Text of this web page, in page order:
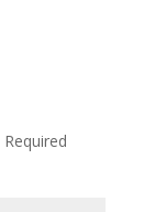
Required